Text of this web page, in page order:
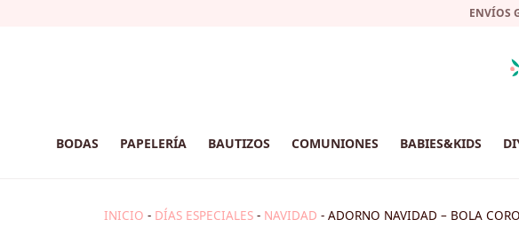
ENVÍOS
BODAS PAPELERÍA BAUTIZOS COMUNIONES BABIES&KIDS
INICIO - DÍAS ESPECIALES - NAVIDAD - ADORNO NAVIDAD – BOLA